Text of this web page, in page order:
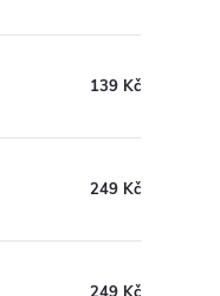
139 Kč
249 Kč